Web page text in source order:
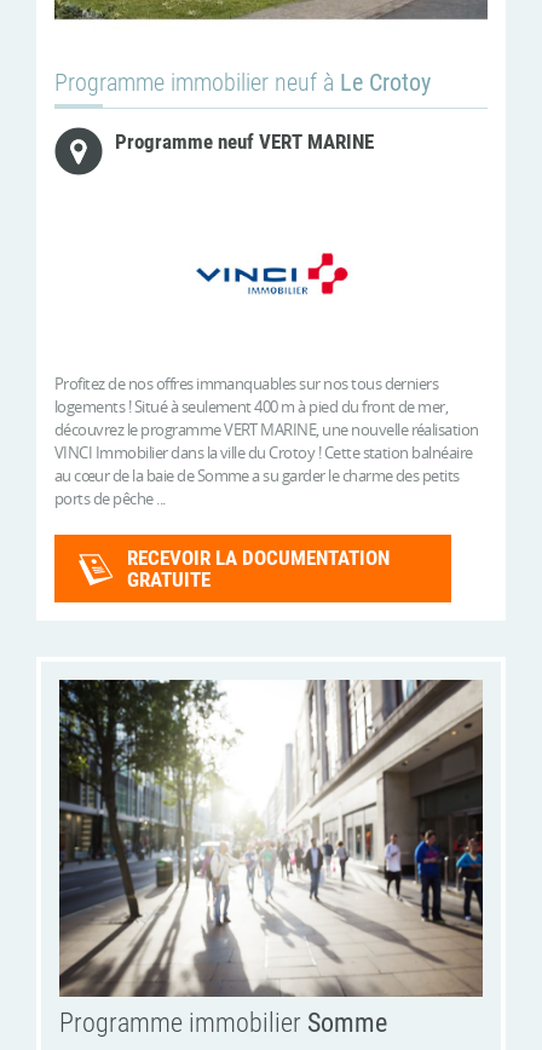
Programme immobilier neuf à Le Crotoy
Programme neuf VERT MARINE
Profitez de nos offres immanquables sur nos tous derniers
logements ! Situé à seulement 400 m à pied du front de mer,
découvrez le programme VERT MARINE, une nouvelle réalisation
VINCI Immobilier dans la ville du Crotoy ! Cette station balnéaire
au cœur de la baie de Somme a su garder le charme des petits
ports de pêche ...
RECEVOIR LA DOCUMENTATION
GRATUITE
Programme immobilier Somme